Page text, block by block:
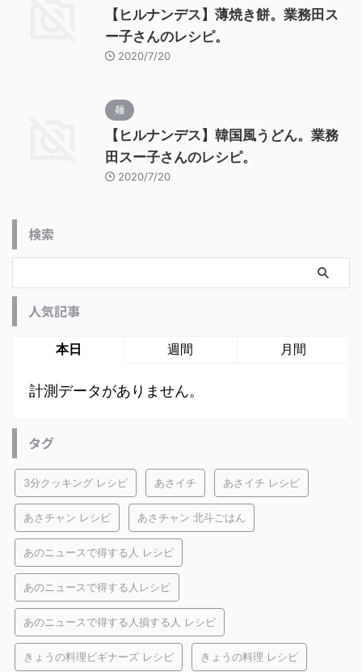
【ヒルナンデス】薄焼き餅。業務田ス
ー子さんのレシピ。
2020/7/20
麺
【ヒルナンデス】韓国風うどん。業務
田スー子さんのレシピ。
2020/7/20
検索
人気記事
本日 週間 月間
計測データがありません。
タグ
3分クッキング レシピ あさイチ あさイチ レシピ
あさチャン レシピ あさチャン 北斗ごはん
あのニュースで得する人 レシピ
あのニュースで得する人レシピ
あのニュースで得する人損する人 レシピ
きょうの料理ビギナーズ レシピ きょうの料理 レシピ